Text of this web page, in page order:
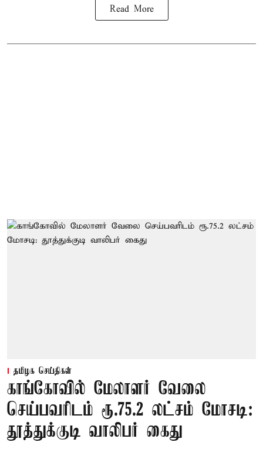
Read More
தமிழக செய்திகள்
காங்கோவில் மேலாளர் வேலை
செய்பவரிடம் ரூ.75.2 லட்சம் மோசடி:
தூத்துக்குடி வாலிபர் கைது